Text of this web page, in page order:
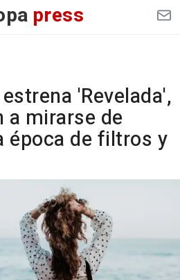
press
'Revelada',
a mirarse de
época de filtros y